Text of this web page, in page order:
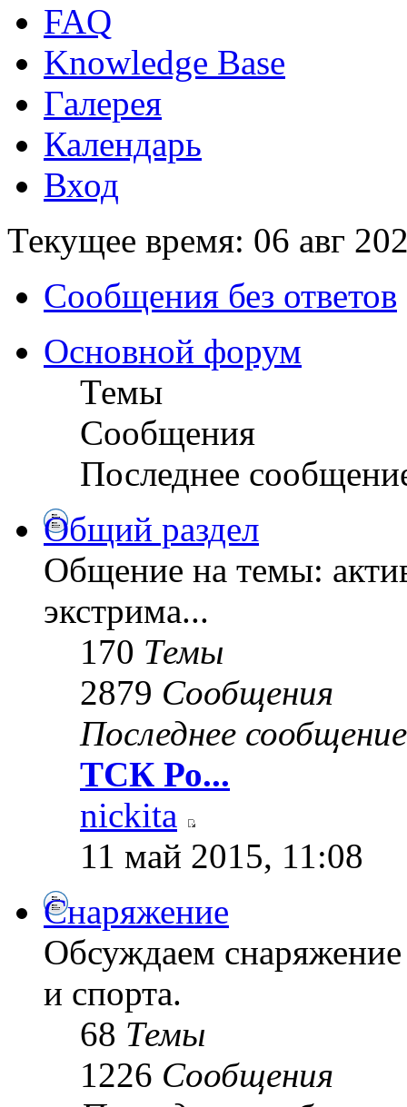
FAQ
Knowledge Base
Галерея
Календарь
Вход
Текущее время: 06 авг
Сообщения без ответов
Основной форум
Темы
Сообщения
Последнее
Общий раздел
Общение на темы:
экстрима...
170 Темы
2879 Сообщения
Последнее сообщение
ТСК Ро...
nickita
11 май 2015, 11:08
Снаряжение
Обсуждаем снаряжение
и спорта.
68 Темы
1226 Сообщения